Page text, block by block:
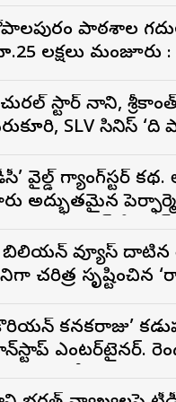
పాఠ‌శాల
స్టార్ నాని,
SLV సినిమాస్ ‘ది
రిలీజ్
వైల్డ్ గ్యాంగ్‌స్టర్
అద్భుతమైన
బిలియన్ వ్యూస్
చరిత్ర సృష్టించిన
కనకరాజు’
ఎంటర్‌టైనర్.